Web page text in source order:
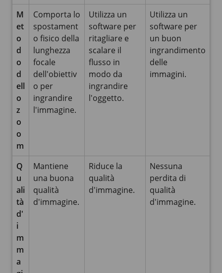
M
et
o
d
o
d
ell
o
z
o
o
m
Comporta lo
spostament
o fisico della
lunghezza
focale
dell'obiettiv
o per
ingrandire
l'immagine.
Utilizza un
software per
ritagliare e
scalare il
flusso in
modo da
ingrandire
l'oggetto.
Utilizza un
software per
un buon
ingrandimento
delle
immagini.
Q
u
ali
tà
d'
i
m
m
a
Mantiene
una buona
qualità
d'immagine.
Riduce la
qualità
d'immagine.
Nessuna
perdita di
qualità
d'immagine.